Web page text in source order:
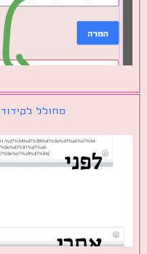
מחולל לקידוד